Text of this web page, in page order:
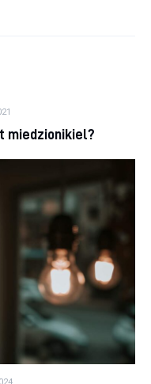
miedzionikiel?